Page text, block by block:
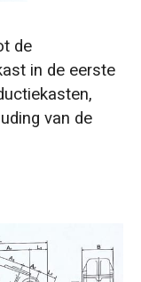
de
in de eerste
van de